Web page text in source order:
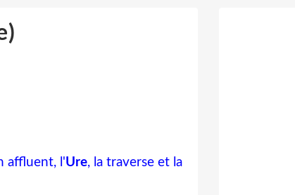
affluent, l'Ure, la traverse et la